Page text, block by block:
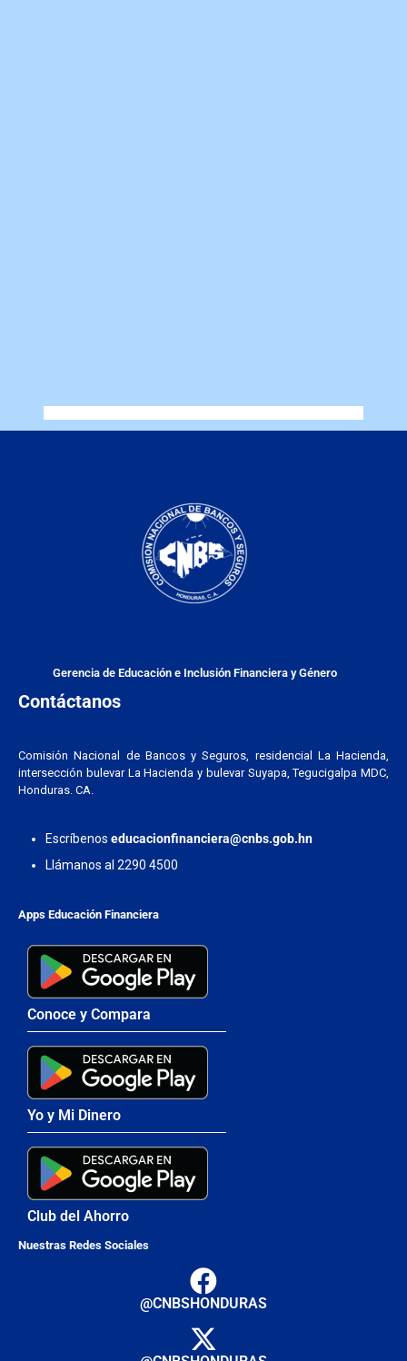
Gerencia de Educación e Inclusión Financiera y Género
Contáctanos
Comisión Nacional de Bancos y Seguros, residencial La Hacienda,
intersección bulevar La Hacienda y bulevar Suyapa, Tegucigalpa MDC,
Honduras. CA.
Escríbenos educacionfinanciera@cnbs.gob.hn
Llámanos al 2290 4500
Apps Educación Financiera
Conoce y Compara
Yo y Mi Dinero
Club del Ahorro
Nuestras Redes Sociales
@CNBSHONDURAS